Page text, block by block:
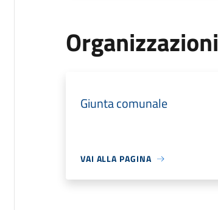
Organizzazioni
Giunta comunale
VAI ALLA PAGINA